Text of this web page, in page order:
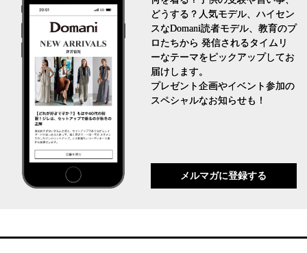
どうする？人気モデル、ハイセン
スなDomani読者モデル、教育のプ
ロたちから 発信されるタイムリ
ーなテーマをピックアップしてお
届けします。
プレゼント企画やイベント参加の
スペシャルなお知らせも！
メルマガに登録する